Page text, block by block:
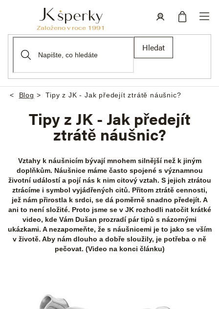
Hledat
Domů
Blog Tipy z JK - Jak předejít ztrátě náušnic?
Tipy z JK - Jak předejít
ztrátě náušnic?
Vztahy k náušnicím bývají mnohem silnější než k jiným
doplňkům. Náušnice máme často spojené s významnou
životní událostí a pojí nás k nim citový vztah. S jejich ztrátou
ztrácíme i symbol vyjádřených citů. Přitom ztrátě cennosti,
jež nám přirostla k srdci, se dá poměrně snadno předejít. A
ani to není složité. Proto jsme se v JK rozhodli natočit krátké
video, kde Vám Dušan prozradí pár tipů s názornými
ukázkami. A nezapomeňte, že s náušnicemi je to jako se vším
v životě. Aby nám dlouho a dobře sloužily, je potřeba o ně
pečovat. (Video na konci článku)